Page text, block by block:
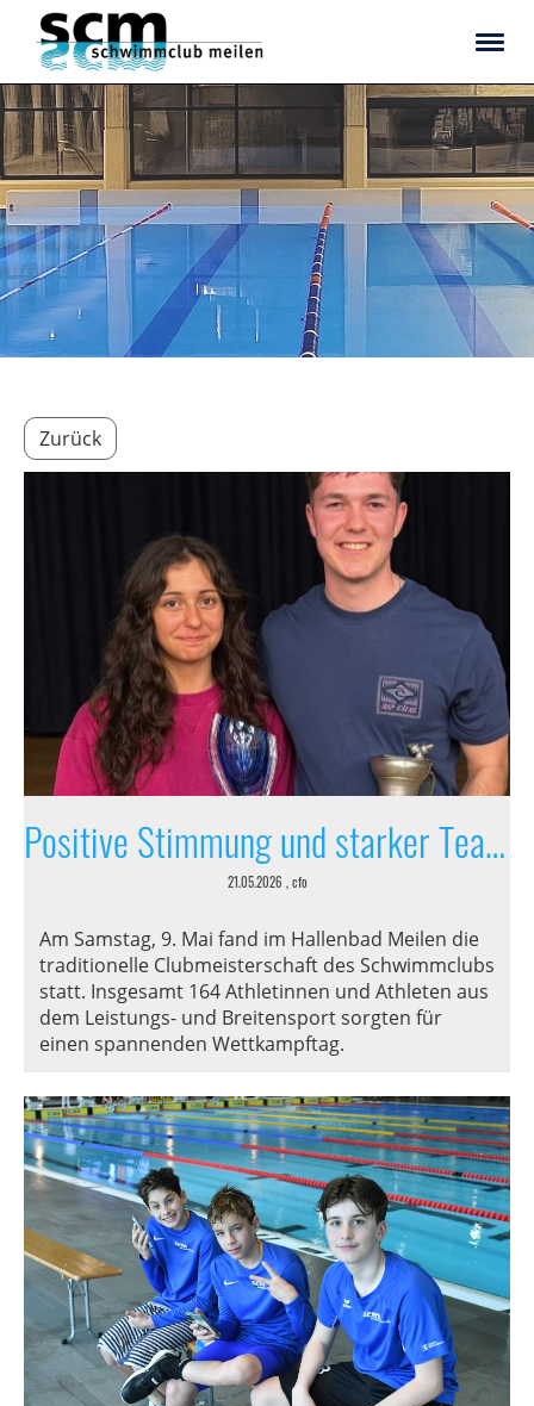
Zurück
Positive Stimmung und starker Teamgeist
21.05.2026 , cfo
Am Samstag, 9. Mai fand im Hallenbad Meilen die
traditionelle Clubmeisterschaft des Schwimmclubs
statt. Insgesamt 164 Athletinnen und Athleten aus
dem Leistungs- und Breitensport sorgten für
einen spannenden Wettkampftag.